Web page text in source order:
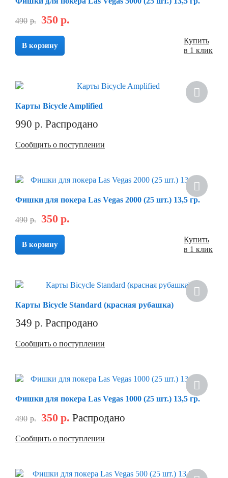
490 р. 350 р.
В корзину
Купить
в 1 клик
Карты Bicycle Amplified
990 р. Распродано
Сообщить о поступлении
Фишки для покера Las Vegas 2000 (25 шт.) 13,5 гр.
490 р. 350 р.
В корзину
Купить
в 1 клик
Карты Bicycle Standard (красная рубашка)
349 р. Распродано
Сообщить о поступлении
Фишки для покера Las Vegas 1000 (25 шт.) 13,5 гр.
490 р. 350 р. Распродано
Сообщить о поступлении